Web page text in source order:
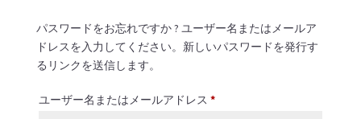
パスワードをお忘れですか ? ユーザー名またはメールア
ドレスを入力してください。新しいパスワードを発行す
るリンクを送信します。
ユーザー名またはメールアドレス *必